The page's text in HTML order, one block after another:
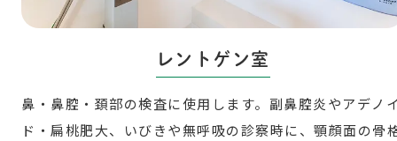
レントゲン室
鼻・鼻腔・頚部の検査に使用します。副鼻腔炎やアデノ
ド・扁桃肥大、いびきや無呼吸の診察時に、顎顔面の骨